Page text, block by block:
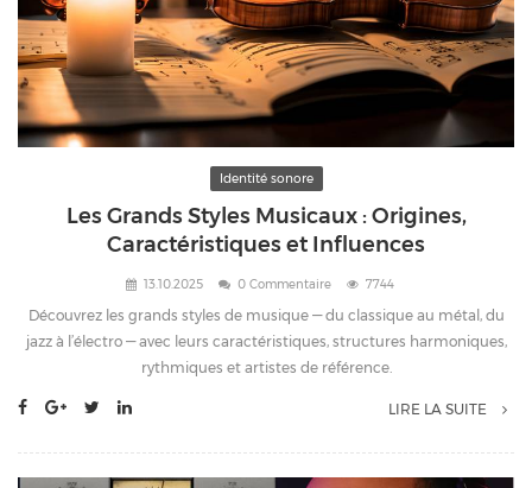
Identité sonore
Les Grands Styles Musicaux : Origines,
Caractéristiques et Influences
13.10.2025 0 Commentaire 7744
Découvrez les grands styles de musique — du classique au métal, du
jazz à l’électro — avec leurs caractéristiques, structures harmoniques,
rythmiques et artistes de référence.
LIRE LA SUITE